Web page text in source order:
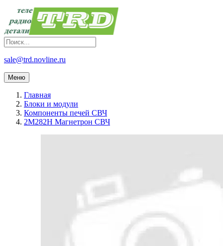
sale@trd.novline.ru
Меню
Главная
Блоки и модули
Компоненты печей СВЧ
2M282H Магнетрон СВЧ